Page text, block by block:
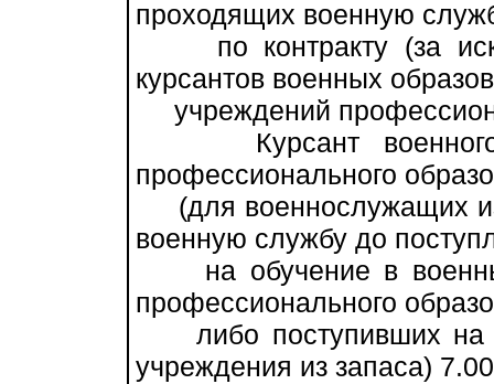
проходящих военную
по контракту (за
курсантов военных
учреждений
Курсант военного
профессионального
(для военнослужащих
военную службу до
на обучение в
профессионального
либо поступивших на
учреждения из запаса)